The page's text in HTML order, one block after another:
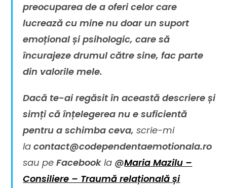
preocuparea de a oferi celor care
lucrează cu mine nu doar un suport
emoțional și psihologic, care să
încurajeze drumul către sine, fac parte
din valorile mele.
Dacă te-ai regăsit în această descriere și
simți că înțelegerea nu e suficientă
pentru a schimba ceva,scrie-mi
lacontact@codependentaemotionala.ro
sau peFacebook la @Maria Mazilu –
Consiliere – Traumă relațională și